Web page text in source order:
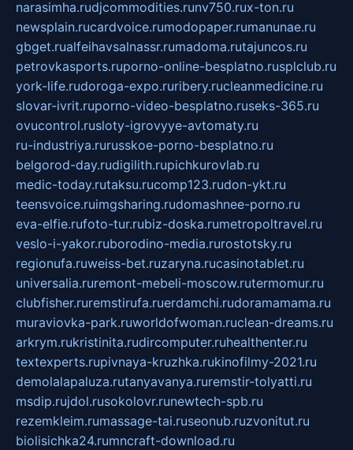
narasimha.rudjcommodities.runv750.rux-ton.ru
newsplain.rucardvoice.rumodopaper.rumanunae.ru
gbget.rualfeihavsalnassr.rumadoma.rutajuncos.ru
petrovkasports.ruporno-online-besplatno.rusplclub.ru
york-life.rudoroga-expo.ruribery.rucleanmedicine.ru
slovar-ivrit.ruporno-video-besplatno.ruseks-365.ru
ovucontrol.rusloty-igrovyye-avtomaty.ru
ru-industriya.rurusskoe-porno-besplatno.ru
belgorod-day.rudigilith.rupichkurovlab.ru
medic-today.rutaksu.rucomp123.rudon-ykt.ru
teensvoice.ruimgsharing.rudomashnee-porno.ru
eva-elfie.rufoto-tur.rubiz-doska.rumetropoltravel.ru
veslo-i-yakor.ruborodino-media.rurostotsky.ru
regionufa.ruweiss-bet.ruzaryna.rucasinotablet.ru
universalia.ruremont-mebeli-moscow.rutermomur.ru
clubfisher.ruremstirufa.ruerdamchi.rudoramamama.ru
muraviovka-park.ruworldofwoman.ruclean-dreams.ru
arkrym.rukristinita.rudircomputer.ruhealthenter.ru
textexperts.rupivnaya-kruzhka.rukinofilmy-2021.ru
demolalapaluza.rutanyavanya.ruremstir-tolyatti.ru
msdip.rujdol.rusokolovr.runewtech-spb.ru
rezemkleim.rumassage-tai.ruseonub.ruzvonitut.ru
biolisichka24.rumncraft-download.ru